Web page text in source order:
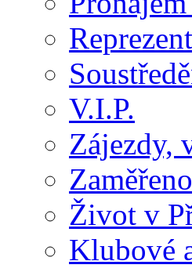
V.I.P.
Zájezdy,
Život v
Klubové